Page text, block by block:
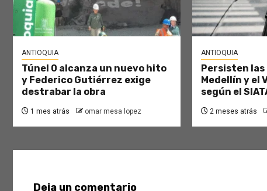
ANTIOQUIA
Túnel 0 alcanza un nuevo hito
y Federico Gutiérrez exige
destrabar la obra
1 mes atrás omar mesa lopez
ANTIOQUIA
Persisten las
Medellín y el
según el
2 meses atrás
Deja un comentario